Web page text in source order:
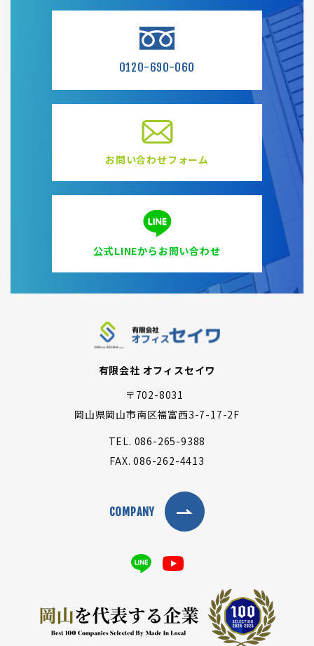
0120-690-060
お問い合わせフォーム
公式LINEからお問い合わせ
有限会社 オフィスセイワ
〒702-8031
岡山県岡山市南区福富西3-7-17-2F
TEL. 086-265-9388
FAX.086-262-4413
COMPANY